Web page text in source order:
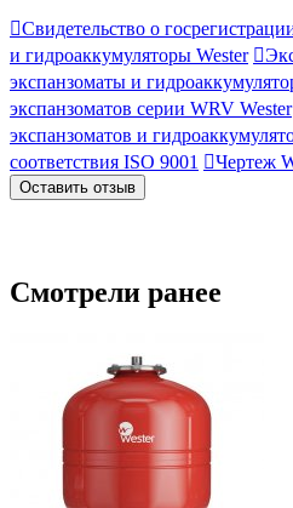
Свидетельство о
и гидроаккумуляторы Wester 
экспанзоматы и
экспанзоматов серии WRV Wester
экспанзоматов и
соответствия ISO 9001 Чертеж
Оставить отзыв
Смотрели ранее